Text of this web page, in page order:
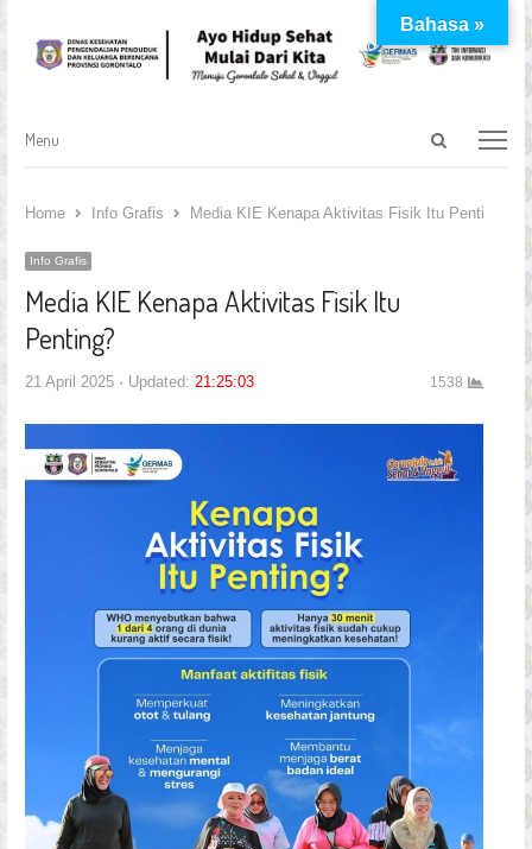
Open
Menu
Menu
Home Info Grafis Media KIE Kenapa Aktivitas Fisik Itu Penting?
Info Grafis
Media KIE Kenapa Aktivitas Fisik Itu
Penting?
21 April 2025 Updated: 21:25:03 1538
Bahasa »